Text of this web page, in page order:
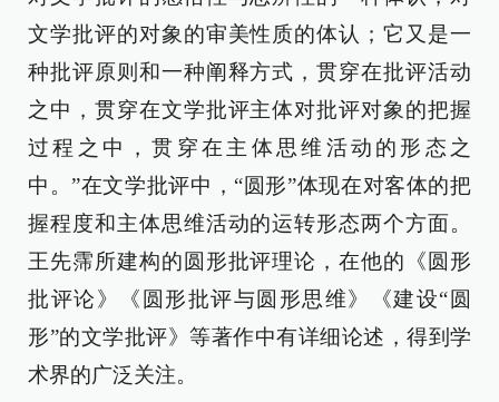
文学批评的对象的审美性质的体认；它又是一
种批评原则和一种阐释方式，贯穿在批评活动
之中，贯穿在文学批评主体对批评对象的把握
过程之中，贯穿在主体思维活动的形态之
中。”在文学批评中，“圆形”体现在对客体的把
握程度和主体思维活动的运转形态两个方面。
王先霈所建构的圆形批评理论，在他的《圆形
批评论》《圆形批评与圆形思维》《建设“圆
形”的文学批评》等著作中有详细论述，得到学
术界的广泛关注。